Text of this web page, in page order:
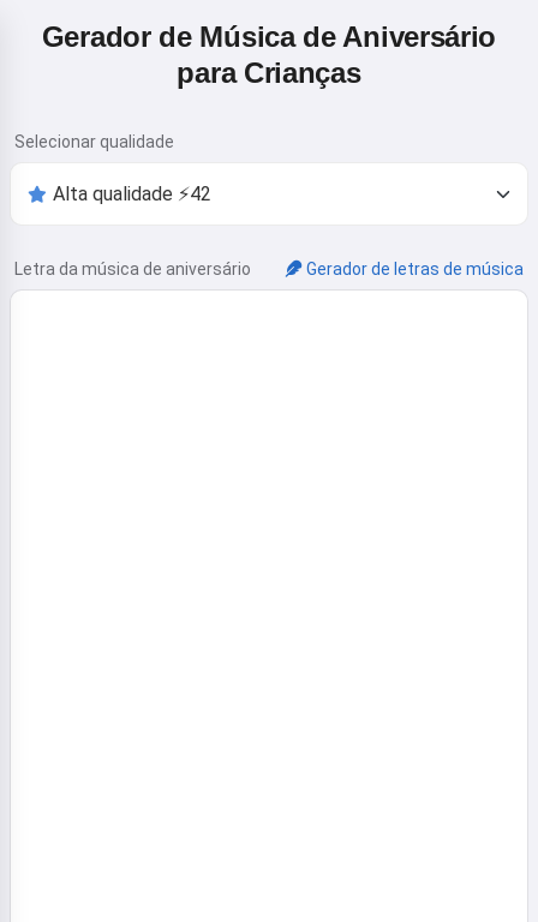
Gerador de Música de Aniversário
para Crianças
Selecionar qualidade
Letra da música de aniversário Gerador de letras de música